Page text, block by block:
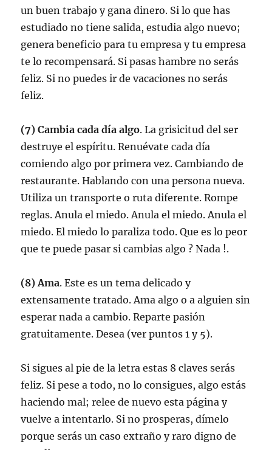
un buen trabajo y gana dinero. Si lo que has
estudiado no tiene salida, estudia algo nuevo;
genera beneficio para tu empresa y tu empresa
te lo recompensará. Si pasas hambre no serás
feliz. Si no puedes ir de vacaciones no serás
feliz.
(7) Cambia cada día algo. La grisicitud del ser
destruye el espíritu. Renuévate cada día
comiendo algo por primera vez. Cambiando de
restaurante. Hablando con una persona nueva.
Utiliza un transporte o ruta diferente. Rompe
reglas. Anula el miedo. Anula el miedo. Anula el
miedo. El miedo lo paraliza todo. Que es lo peor
que te puede pasar si cambias algo ? Nada !.
(8) Ama. Este es un tema delicado y
extensamente tratado. Ama algo o a alguien sin
esperar nada a cambio. Reparte pasión
gratuitamente. Desea (ver puntos 1 y 5).
Si sigues al pie de la letra estas 8 claves serás
feliz. Si pese a todo, no lo consigues, algo estás
haciendo mal; relee de nuevo esta página y
vuelve a intentarlo. Si no prosperas, dímelo
porque serás un caso extraño y raro digno de